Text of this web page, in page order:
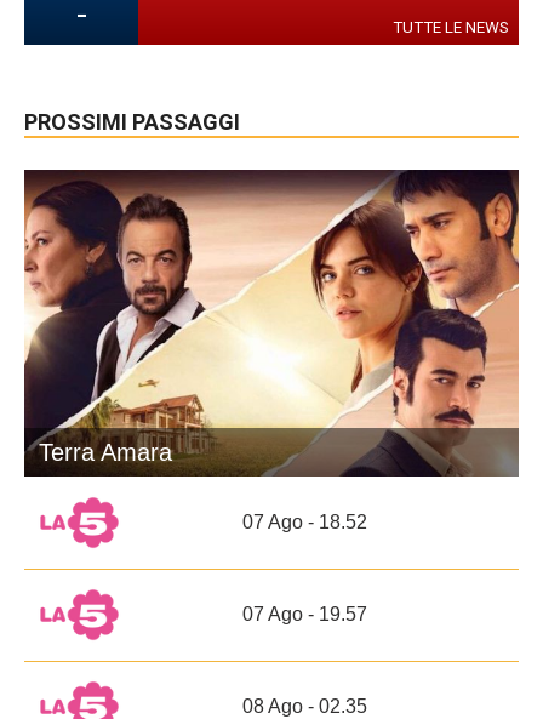
- TUTTE LE NEWS
PROSSIMI PASSAGGI
Terra Amara
07 Ago - 18.52
07 Ago - 19.57
08 Ago - 02.35